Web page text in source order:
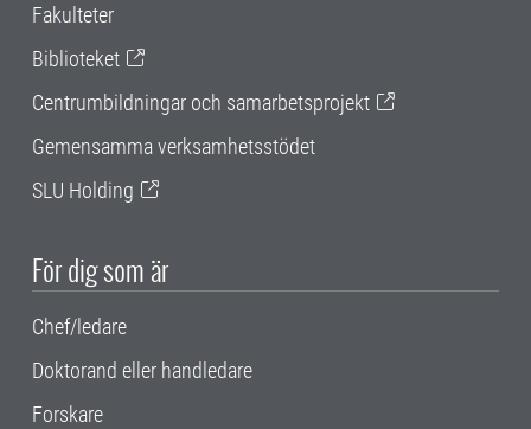
Fakulteter
Biblioteket
Centrumbildningar och samarbetsprojekt
Gemensamma verksamhetsstödet
SLU Holding
För dig som är
Chef/ledare
Doktorand eller handledare
Forskare